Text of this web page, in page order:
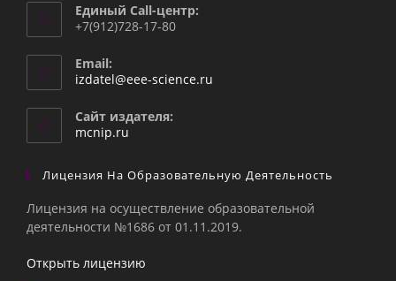
Единый Call-центр:
+7(912)728-17-80
Email:
izdatel@eee-science.ru
Сайт издателя:
mcnip.ru
Лицензия На Образовательную Деятельность
Лицензия на осуществление образовательной
деятельности №1686 от 01.11.2019.
Открыть лицензию